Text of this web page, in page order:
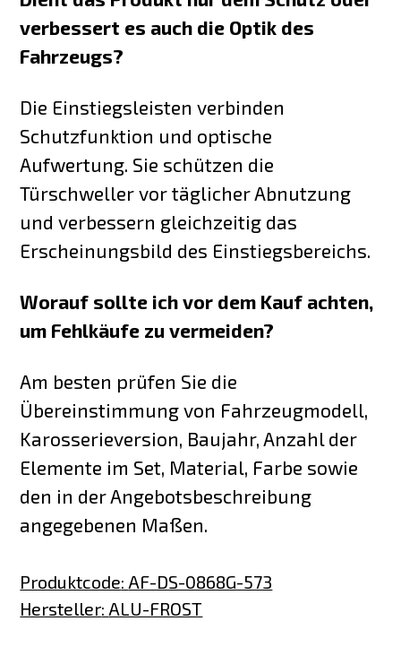
verbessert es auch die Optik des
Fahrzeugs?
Die Einstiegsleisten verbinden
Schutzfunktion und optische
Aufwertung. Sie schützen die
Türschweller vor täglicher Abnutzung
und verbessern gleichzeitig das
Erscheinungsbild des Einstiegsbereichs.
Worauf sollte ich vor dem Kauf achten,
um Fehlkäufe zu vermeiden?
Am besten prüfen Sie die
Übereinstimmung von Fahrzeugmodell,
Karosserieversion, Baujahr, Anzahl der
Elemente im Set, Material, Farbe sowie
den in der Angebotsbeschreibung
angegebenen Maßen.
Produktcode: AF-DS-0868G-573
Hersteller: ALU-FROST